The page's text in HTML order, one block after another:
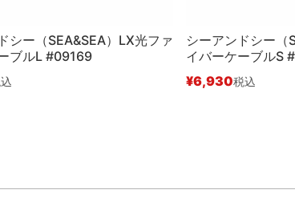
シー（SEA&SEA）LX光ファ
ブルL #09169
シーアンドシー（
イバーケーブルS
¥6,930税込